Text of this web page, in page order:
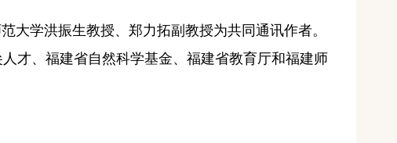
大学洪振生教授、郑力拓副教授为共同通讯作者。
才、福建省自然科学基金、福建省教育厅和福建师